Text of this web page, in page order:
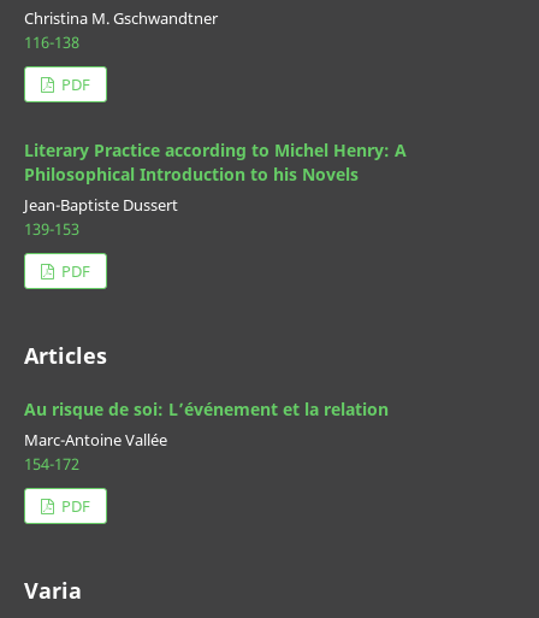
Christina M. Gschwandtner
116-138
PDF
Literary Practice according to Michel Henry: A
Philosophical Introduction to his Novels
Jean-Baptiste Dussert
139-153
PDF
Articles
Au risque de soi: L’événement et la relation
Marc-Antoine Vallée
154-172
PDF
Varia